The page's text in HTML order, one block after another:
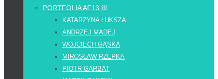
PORTFOLIA AF13 III
KATARZYNA ŁUKSZA
ANDRZEJ MADEJ
WOJCIECH GĄSKA
MIROSŁAW RZEPKA
PIOTR GARBAT